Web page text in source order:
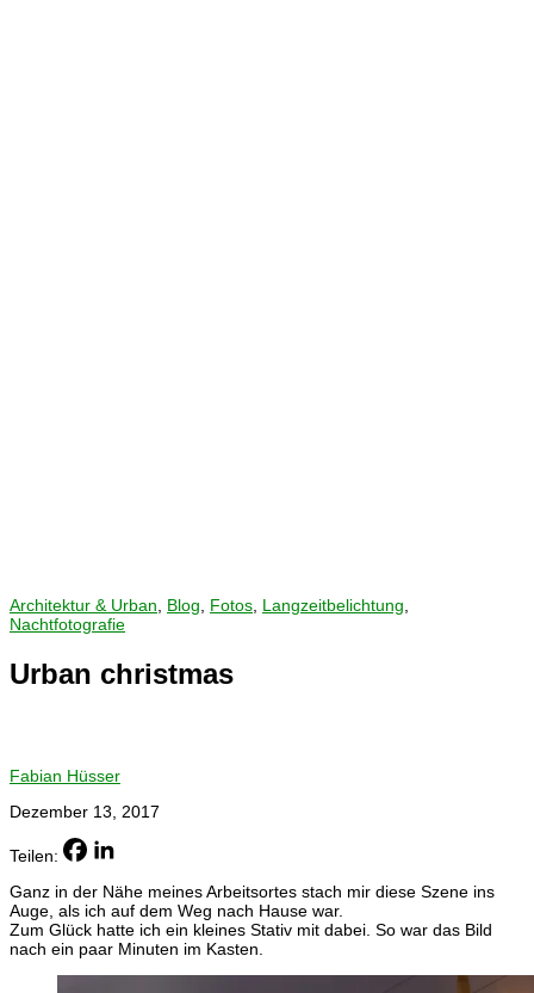
Architektur & Urban Blog Fotos Langzeitbelichtung
Nachtfotografie
Urban christmas
Fabian Hüsser
Dezember 13, 2017
Teilen:
Ganz in der Nähe meines Arbeitsortes stach mir diese Szene ins
Auge, als ich auf dem Weg nach Hause war.
Zum Glück hatte ich ein kleines Stativ mit dabei. So war das Bild
nach ein paar Minuten im Kasten.